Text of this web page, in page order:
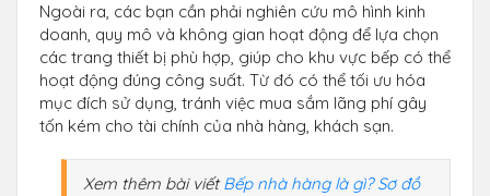
Ngoài ra, các bạn cần phải nghiên cứu mô hình kinh
doanh, quy mô và không gian hoạt động để lựa chọn
các trang thiết bị phù hợp, giúp cho khu vực bếp có thể
hoạt động đúng công suất. Từ đó có thể tối ưu hóa
mục đích sử dụng, tránh việc mua sắm lãng phí gây
tốn kém cho tài chính của nhà hàng, khách sạn.
Xem thêm bài viếtBếp nhà hàng là gì? Sơ đồ